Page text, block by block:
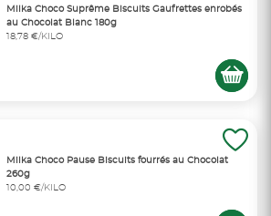
Milka Choco Suprême Biscuits Gaufrettes enrobés
au Chocolat Blanc 180g
18,78 €/KILO
Milka Choco Pause Biscuits fourrés au Chocolat
260g
10,00 €/KILO